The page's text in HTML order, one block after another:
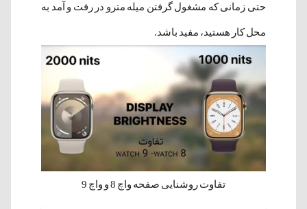
حتی زمانی که مشغول گرفتن میله مترو در رفت و آمد به
محل کار هستید، مفید باشد.
تفاوت روشنایی صفحه واچ 8 و واچ 9